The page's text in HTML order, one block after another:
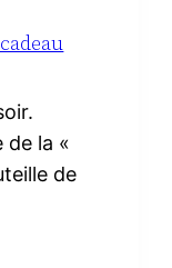
de la «
de